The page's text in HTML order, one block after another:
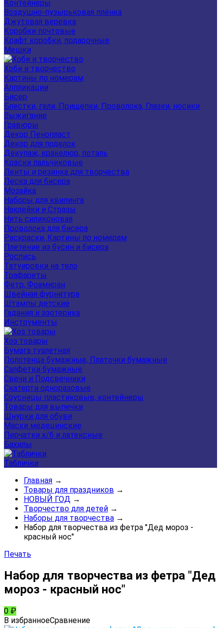
Контейнеры
Воздушно-пузырьковая плёнка
Джутовая веревка
Коробки почтовые
Крафт коробки, подарочные
Мешки
Хоби и творчество
Картины по номерам
Аппликации
Бисер
Блестки, гели, Прищепки, Проволока, Глазки, носики
Выжигание
Гравюры
Декор Пенопласт
Декор для поделок
Декупаж, кракелюр, поталь
Краски пальчиковые
Ленты и резинка для творчества
Леска для бисера
Мозайка
Наборы для квилинга
Наклейки и Стразы
Нить силиконовая
Проволока для бисера
Раскраски, Картины по номерам
Плетение из бусин и бисера
Роспись
Татуировки на тело
Трафареты
Фетр, Фоамиран
Швейная фурнитура
Штампы детские
Гадания и эзотерика
Инструменты
Хоз товары
Бумага туалетная
Полотенца бумажные, Платочки бумажные
Салфетки бумажные
Свечи и Подсвечники
Скатерти одноразовые
Соусницы пластиковые, контейнеры
Товары для выпечки
Шнурки для обуви
Маски медецинские
Перчатки х/б и латексные
Бахилы
Таблички
Главная →
Товары для праздников →
НОВЫЙ ГОД →
Творчество для детей →
Наборы для творчества →
Набор для творчества из фетра "Дед мороз -
красный нос"
Печать
Набор для творчества из фетра "Дед
мороз - красный нос"
0 ₽
В избранноеСравнение